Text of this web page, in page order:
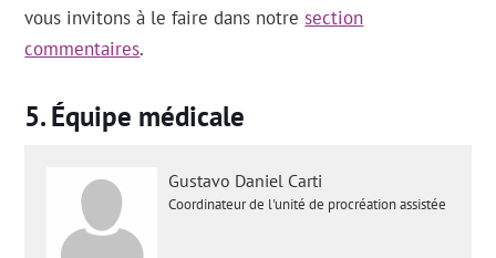
vous invitons à le faire dans notresection
commentaires.
Équipe médicale
Gustavo Daniel Carti
Coordinateur de l'unité de procréation assistée